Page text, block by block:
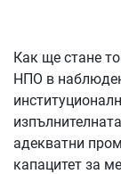
Как ще стане
НПО в
адекватни
капацитет за